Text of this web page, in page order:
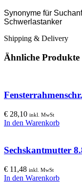
Synonyme für
Schwerlastanker
Shipping & Delivery
Ähnliche Produkte
€ 28,10 inkl. MwSt
In den Warenkorb
Sechskantmutter
€ 11,48 inkl. MwSt
In den Warenkorb